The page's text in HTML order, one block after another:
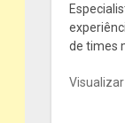
de times